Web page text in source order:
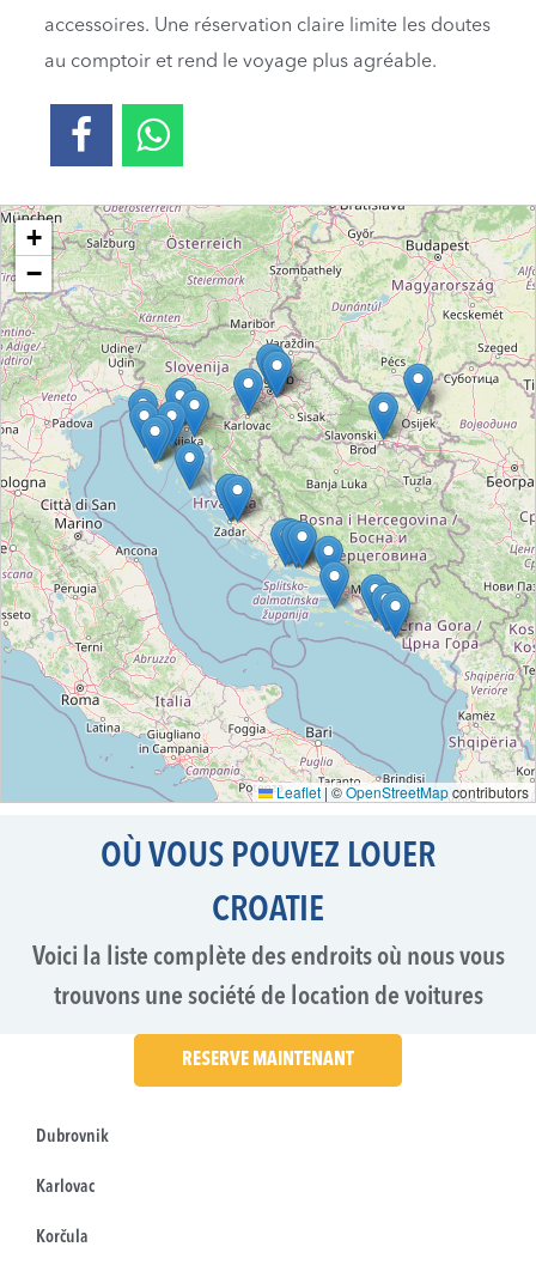
accessoires. Une réservation claire limite les doutes
au comptoir et rend le voyage plus agréable.
Loading....
+
−
Leaflet|©OpenStreetMapcontributors
OÙ VOUS POUVEZ LOUER
CROATIE
Voici la liste complète des endroits où nous vous
trouvons une société de location de voitures
RESERVE MAINTENANT
Dubrovnik
Karlovac
Korčula